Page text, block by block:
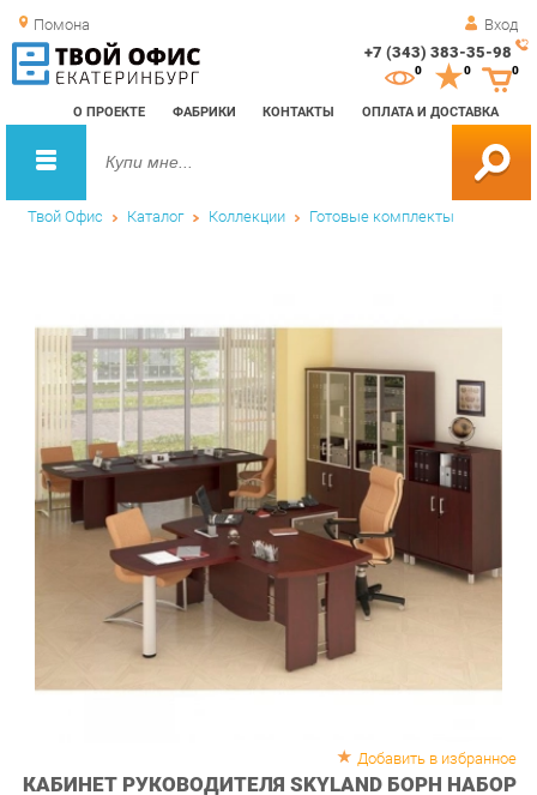
Помона Вход
+7 (343) 383-35-98
О ПРОЕКТЕ ФАБРИКИ КОНТАКТЫ ОПЛАТА И ДОСТАВКА
0 0
Твой Офис Каталог Коллекции Готовые комплекты
КАБИНЕТ РУКОВОДИТЕЛЯ SKYLAND БОРН НАБОР
10 ДУБ ДЕВОН